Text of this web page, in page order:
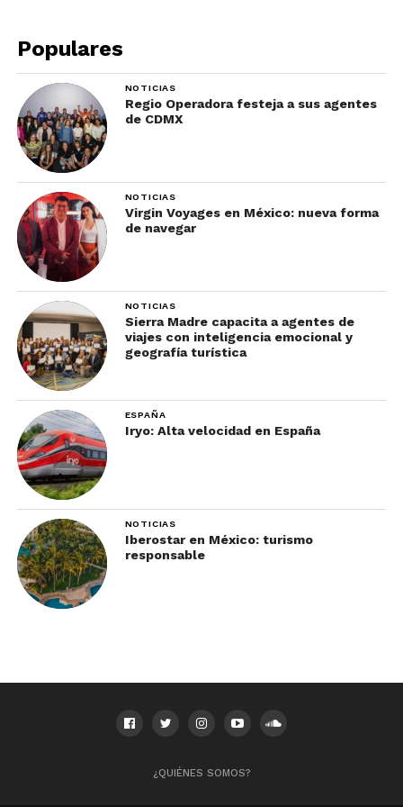
La llegada de la nieve lleva consigo muchos
atractivoseventos
resorts de Las Lauréntidas. Desde finales de
noviembre hasta mediados de diciembre, están
los mágicos
mercados navideñosde muchos
pueblos como Sainte-Thérèse. También se
realizan varios
eventos deportivos
Tremblant’s 24h y Canadian Ski Marathon. En
febrero, está el Hiver en Fête au Lac-Masson, una
celebración inolvidable.
Más información en el
Lauréntidas
Populares
NOTICIAS
Regio Operadora festeja a sus agentes
de CDMX
NOTICIAS
Virgin Voyages en México: nueva forma
de navegar
NOTICIAS
Sierra Madre capacita a agentes de
viajes con inteligencia emocional y
geografía turística
ESPAÑA
Iryo: Alta velocidad en España
NOTICIAS
Iberostar en México: turismo
responsable
¿QUIÉNES SOMOS?